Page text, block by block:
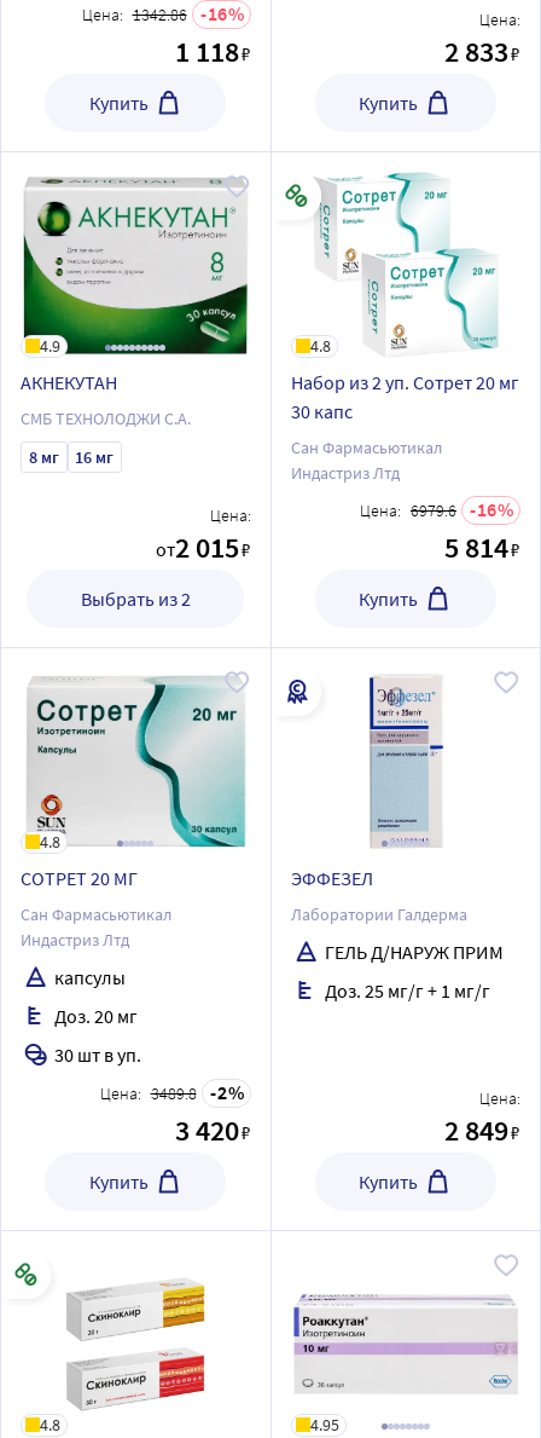
Цена: 1342.86 16
1 118₽
Купить
Цена:
2 833₽
Купить
4.9
АКНЕКУТАН
СМБ ТЕХНОЛОДЖИ С.А.
8 мг
16 мг
Цена:
от2 015₽
Выбрать из 2
4.8
Набор из 2 уп. Сотрет 20 мг
30 капс
Сан Фармасьютикал
Индастриз Лтд
Цена: 6979.6 16
5 814₽
Купить
4.8
СОТРЕТ 20 МГ
Сан Фармасьютикал
Индастриз Лтд
капсулы
Доз. 20 мг
30 шт в уп.
Цена: 3489.8 2
3 420₽
Купить
ЭФФЕЗЕЛ
Лаборатории Галдерма
ГЕЛЬ Д/НАРУЖ ПРИМ
Доз. 25 мг/г + 1 мг/г
Цена:
2 849₽
Купить
4.8 4.95